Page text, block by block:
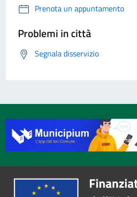
Prenota un appuntamento
Problemi in città
Segnala disservizio